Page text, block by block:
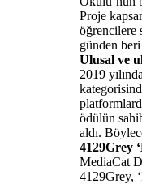
Proje
öğrencilere
günden
Ulusal ve
2019
ödülün
aldı.
4129Grey
MediaCat
4129Grey,